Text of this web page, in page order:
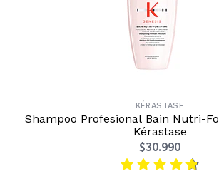
KÉRASTASE
Shampoo Profesional Bain Nutri-
Kérastase
$30.990